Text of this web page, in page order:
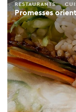
Promesses
RESTAURANTS